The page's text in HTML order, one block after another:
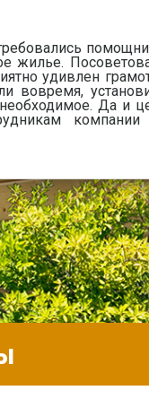
жилье.
удивлен
вовремя,
Да и
компании